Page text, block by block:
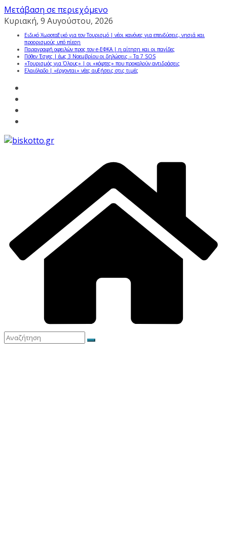
Μετάβαση σε περιεχόμενο
Κυριακή, 9 Αυγούστου, 2026
Ειδικό Χωροταξικό για τον Τουρισμό | νέοι κανόνες για επενδύσεις, νησιά και
προορισμούς υπό πίεση
Παραγραφή οφειλών προς τον e-ΕΦΚΑ | η αίτηση και οι παγίδες
Πόθεν Έσχες | έως 3 Νοεμβρίου οι δηλώσεις – Τα 7 SOS
«Τουρισμός για Όλους» | οι «κόφτες» που προκαλούν αντιδράσεις
Ελαιόλαδο | «έρχονται» νέες αυξήσεις στις τιμές